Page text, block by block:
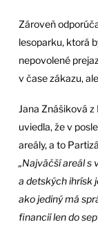
Zároveň
lesoparku, ktorá
nepovolené
v čase zákazu,
Jana Znášiková
uviedla, že v
areály, a to
„Najväčší areál s
a detských ihrísk
ako jediný má
financií len do